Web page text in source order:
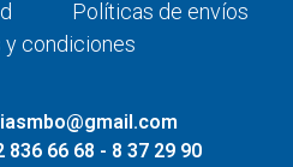
Políticas de envíos
y condiciones
66 68 - 8 37 29 90